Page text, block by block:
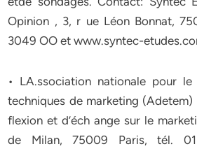
Opinion , 3, r ue Léon Bonnat,
3049 OO et www.syntec-
• LA.ssociation nationale pour
techniques de marketing
flexion et d’éch ange sur le
de Milan, 75009 Paris, tél.